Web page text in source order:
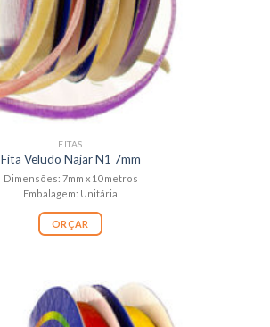
FITAS
Fita Veludo Najar N1 7mm
Dimensões: 7mm x 10 metros
Embalagem: Unitária
ORÇAR